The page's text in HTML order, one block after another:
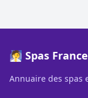
🧖 Spas France
Annuaire des spas